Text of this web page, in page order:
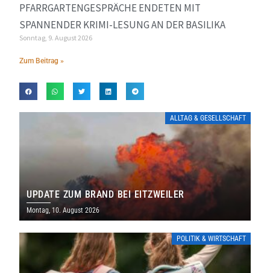
PFARRGARTENGESPRÄCHE ENDETEN MIT
SPANNENDER KRIMI-LESUNG AN DER BASILIKA
Sonntag, 9. August 2026
Zum Beitrag »
ALLTAG & GESELLSCHAFT
UPDATE ZUM BRAND BEI EITZWEILER
Montag, 10. August 2026
POLITIK & WIRTSCHAFT